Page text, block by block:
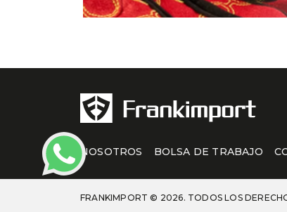
NOSOTROS BOLSA DE TRABAJO
FRANKIMPORT © 2026. TODOS LOS